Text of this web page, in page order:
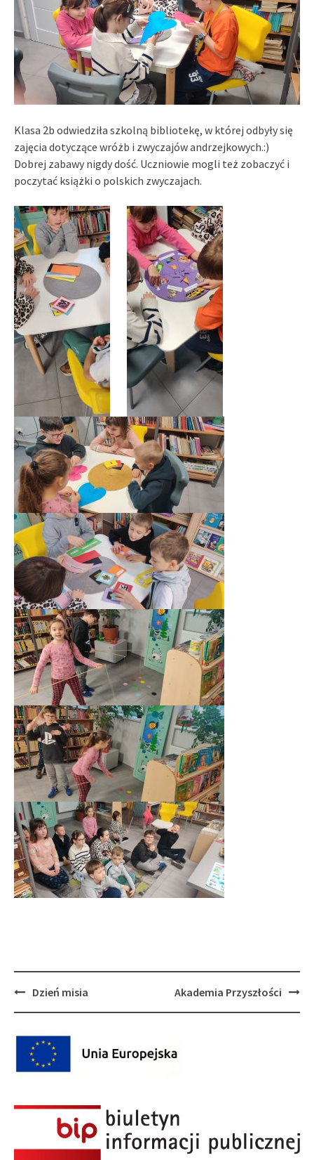
Klasa 2b odwiedziła szkolną bibliotekę, w której odbyły się
zajęcia dotyczące wróżb i zwyczajów andrzejkowych.:)
Dobrej zabawy nigdy dość. Uczniowie mogli też zobaczyć i
poczytać książki o polskich zwyczajach.
PostDzień misia Akademia Przyszłości